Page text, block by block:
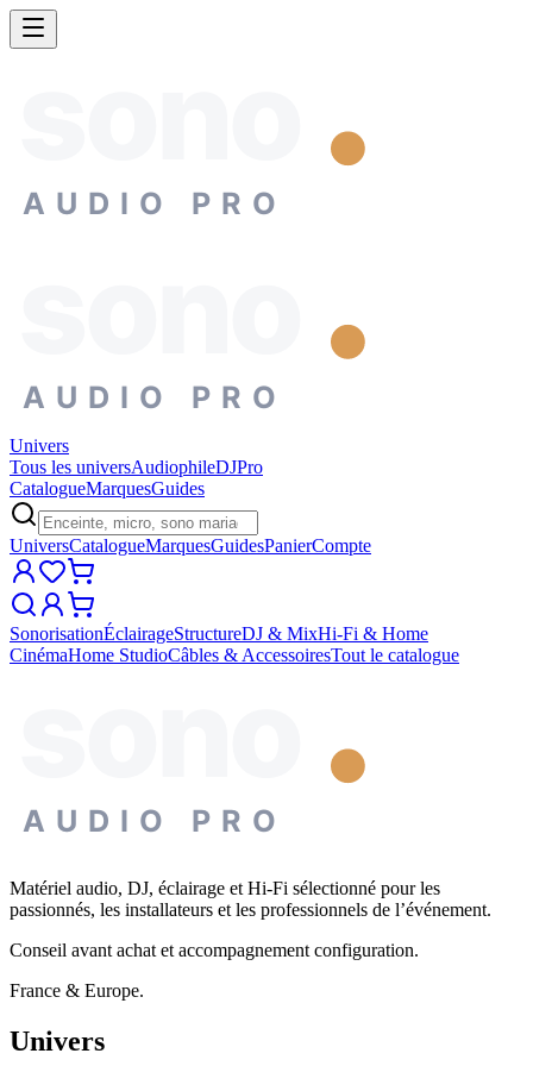
AUDIO PRO
AUDIO PRO
Univers
Tous les universAudiophileDJPro
CatalogueMarquesGuides
UniversCatalogueMarquesGuidesPanierCompte
SonorisationÉclairageStructureDJ & MixHi-Fi & Home
CinémaHome StudioCâbles & AccessoiresTout le catalogue
AUDIO PRO
Matériel audio, DJ, éclairage et Hi-Fi sélectionné pour les
passionnés, les installateurs et les professionnels de l’événement.
Conseil avant achat et accompagnement configuration.
France & Europe.
Univers